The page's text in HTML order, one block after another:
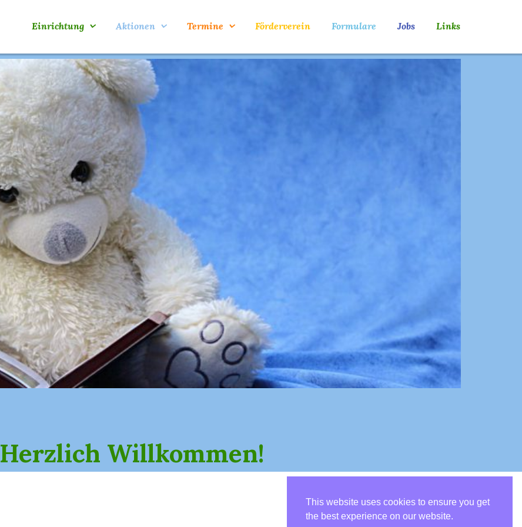
Einrichtung Aktionen Termine Förderverein Formulare Jobs Links
Herzlich Willkommen!
This website uses cookies to ensure you get
the best experience on our website.